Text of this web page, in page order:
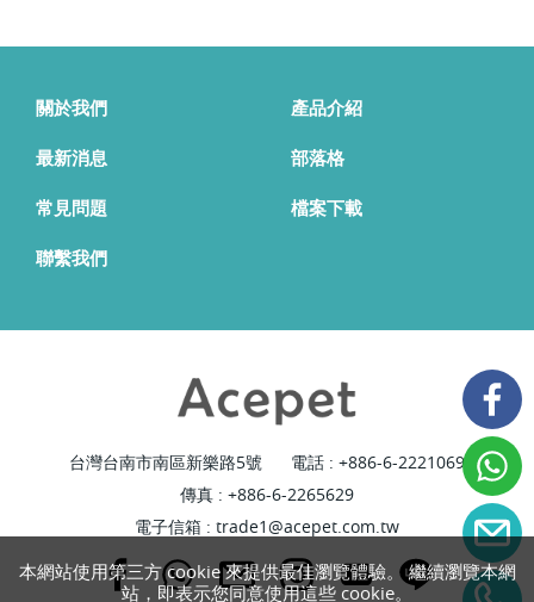
關於我們 產品介紹
最新消息 部落格
常見問題 檔案下載
聯繫我們
台灣台南市南區新樂路5號 電話 : +886-6-2221069
傳真 : +886-6-2265629
電子信箱 : trade1@acepet.com.tw
本網站使用第三方 cookie 來提供最佳瀏覽體驗。 繼續瀏覽本網
站，即表示您同意使用這些 cookie。